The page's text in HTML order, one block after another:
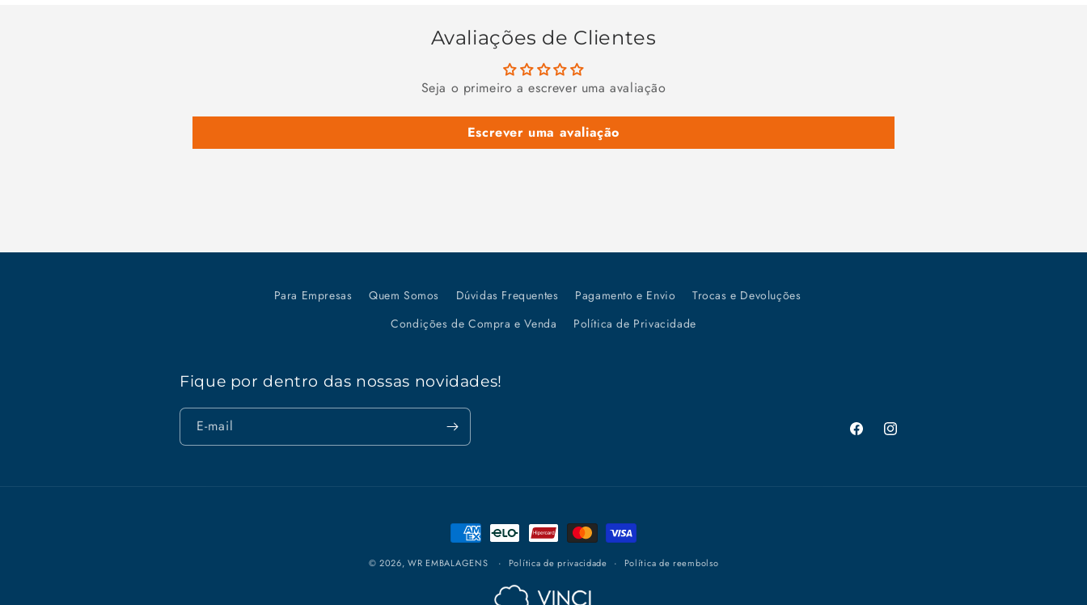
Avaliações de Clientes
Seja o primeiro a escrever uma avaliação
Escrever uma avaliação
Para Empresas Quem Somos Dúvidas Frequentes Pagamento e Envio
Trocas e Devoluções
Condições de Compra e Venda
Política de Privacidade
Fique por dentro das nossas novidades!
E-mail
FacebookInstagram
Formas
de
© 2026,WR EMBALAGENS Política de privacidade Política de reembolso